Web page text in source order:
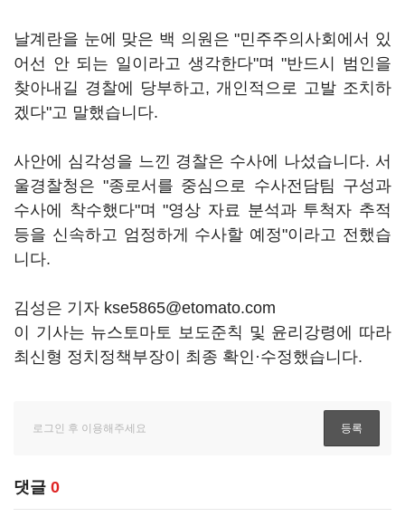
날계란을 눈에 맞은 백 의원은 "민주주의사회에서 있
어선 안 되는 일이라고 생각한다"며 "반드시 범인을
찾아내길 경찰에 당부하고, 개인적으로 고발 조치하
겠다"고 말했습니다.
사안에 심각성을 느낀 경찰은 수사에 나섰습니다. 서
울경찰청은 "종로서를 중심으로 수사전담팀 구성과
수사에 착수했다"며 "영상 자료 분석과 투척자 추적
등을 신속하고 엄정하게 수사할 예정"이라고 전했습
니다.
김성은 기자 kse5865@etomato.com
이 기사는 뉴스토마토 보도준칙 및 윤리강령에 따라
최신형 정치정책부장이 최종 확인·수정했습니다.
댓글 0